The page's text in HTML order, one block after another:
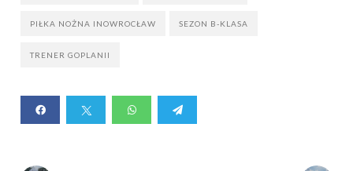
PIŁKA NOŻNA INOWROCŁAW SEZON B-KLASA
TRENER GOPLANII